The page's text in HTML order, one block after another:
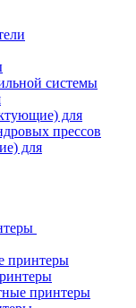
системы
для
прессов
для
принтеры
принтеры